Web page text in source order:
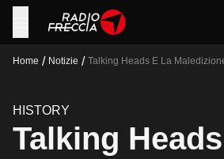
Home / Notizie / Talking Heads E La
HISTORY
Talking